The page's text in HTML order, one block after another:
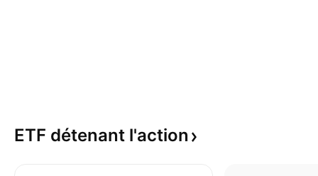
ETF détenant l'action